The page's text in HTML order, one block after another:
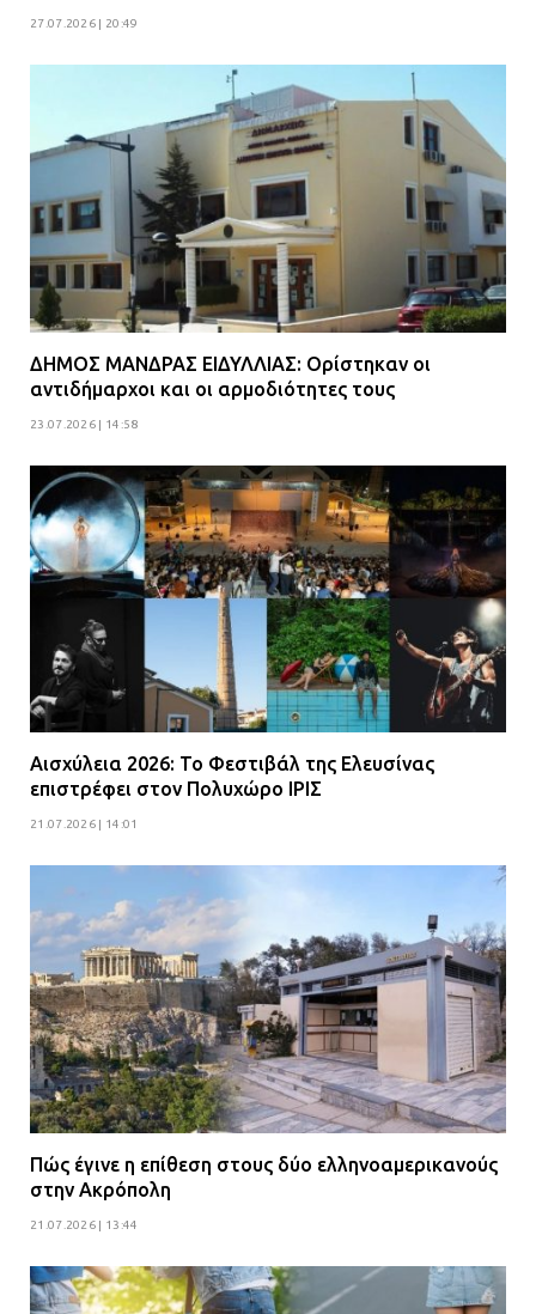
27.07.2026 | 20:49
ΔΗΜΟΣ ΜΑΝΔΡΑΣ ΕΙΔΥΛΛΙΑΣ: Ορίστηκαν οι
αντιδήμαρχοι και οι αρμοδιότητες τους
23.07.2026 | 14:58
Αισχύλεια 2026: Το Φεστιβάλ της Ελευσίνας
επιστρέφει στον Πολυχώρο ΙΡΙΣ
21.07.2026 | 14:01
Πώς έγινε η επίθεση στους δύο ελληνοαμερικανούς
στην Ακρόπολη
21.07.2026 | 13:44